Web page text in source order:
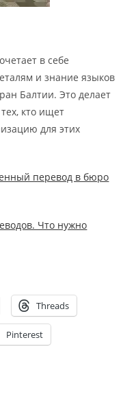
в себе
и знание языков
Балтии. Это делает
кто ищет
для этих
перевод в бюро
Что нужно
Threads
Pinterest